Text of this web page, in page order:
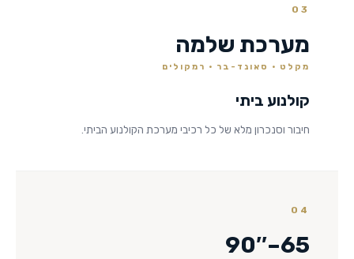
03
מערכת שלמה
מקלט · סאונד-בר · רמקולים
קולנוע ביתי
חיבור וסנכרון מלא של כל רכיבי מערכת הקולנוע הביתי.
04
65–90″